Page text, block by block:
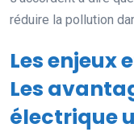
réduire la pollution
Les enjeux
Les
électrique